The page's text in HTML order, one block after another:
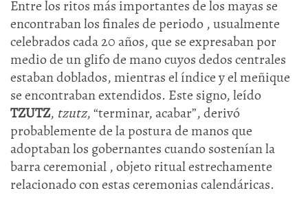
Entre los ritos más importantes de los mayas se
encontraban los finales de periodo , usualmente
celebrados cada 20 años, que se expresaban por
medio de un glifo de mano cuyos dedos centrales
estaban doblados, mientras el índice y el meñique
se encontraban extendidos. Este signo, leído
TZUTZ, tzutz, “terminar, acabar”, derivó
probablemente de la postura de manos que
adoptaban los gobernantes cuando sostenían la
barra ceremonial , objeto ritual estrechamente
relacionado con estas ceremonias calendáricas.